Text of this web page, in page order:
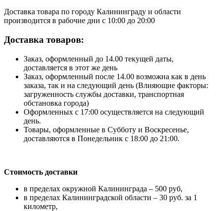
Доставка товара по городу Калининграду и области
производится в рабочие дни с 10:00 до 20:00
Доставка товаров:
Заказ, оформленный до 14.00 текущей даты,
доставляется в этот же день
Заказ, оформленный после 14.00 возможна как в день
заказа, так и на следующий день (Влияющие факторы:
загруженность службы доставки, транспортная
обстановка города)
Оформленных с 17:00 осуществляется на следующий
день.
Товары, оформленные в Субботу и Воскресенье,
доставляются в Понедельник с 18:00 до 21:00.
Стоимость доставки
в пределах окружной Калининграда – 500 руб,
в пределах Калининградской области – 30 руб. за 1
километр,